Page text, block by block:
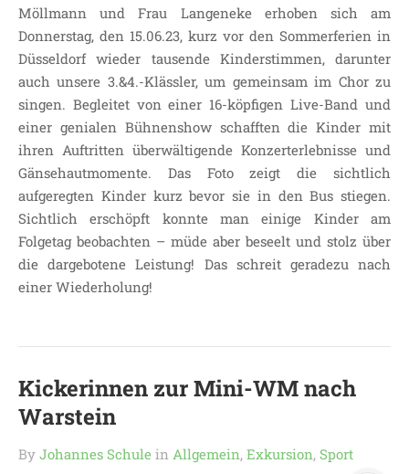
Möllmann und Frau Langeneke erhoben sich am
Donnerstag, den 15.06.23, kurz vor den Sommerferien in
Düsseldorf wieder tausende Kinderstimmen, darunter
auch unsere 3.&4.-Klässler, um gemeinsam im Chor zu
singen. Begleitet von einer 16-köpfigen Live-Band und
einer genialen Bühnenshow schafften die Kinder mit
ihren Auftritten überwältigende Konzerterlebnisse und
Gänsehautmomente. Das Foto zeigt die sichtlich
aufgeregten Kinder kurz bevor sie in den Bus stiegen.
Sichtlich erschöpft konnte man einige Kinder am
Folgetag beobachten – müde aber beseelt und stolz über
die dargebotene Leistung! Das schreit geradezu nach
einer Wiederholung!
Kickerinnen zur Mini-WM nach
Warstein
By Johannes Schule in Allgemein, Exkursion, Sport